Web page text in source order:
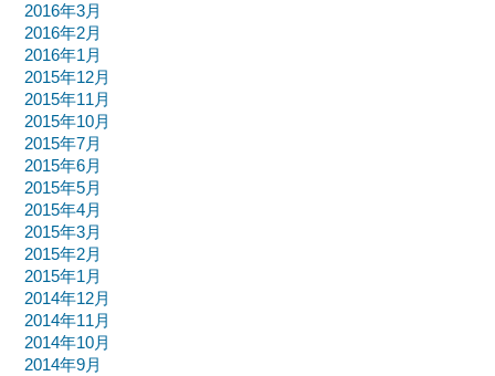
2016年3月
2016年2月
2016年1月
2015年12月
2015年11月
2015年10月
2015年7月
2015年6月
2015年5月
2015年4月
2015年3月
2015年2月
2015年1月
2014年12月
2014年11月
2014年10月
2014年9月